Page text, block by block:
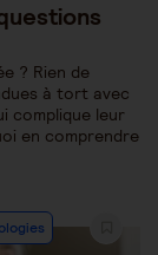
? Rien de
à tort avec
complique leur
en comprendre